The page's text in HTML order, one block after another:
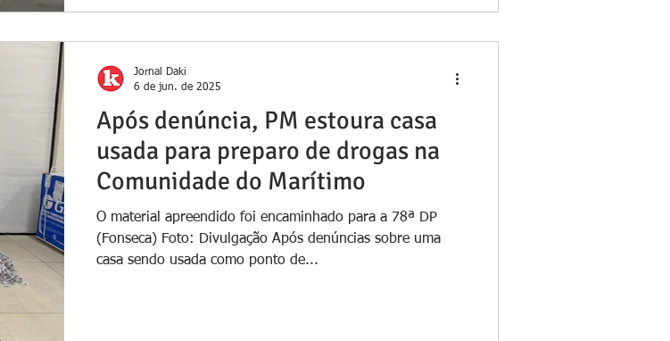
Após denúncia, PM estoura casa
usada para preparo de drogas na
Comunidade do Marítimo
O material apreendido foi encaminhado para a 78ª DP
(Fonseca) Foto: Divulgação Após denúncias sobre uma
casa sendo usada como ponto de...
Jornal Daki
6 de jun. de 2025